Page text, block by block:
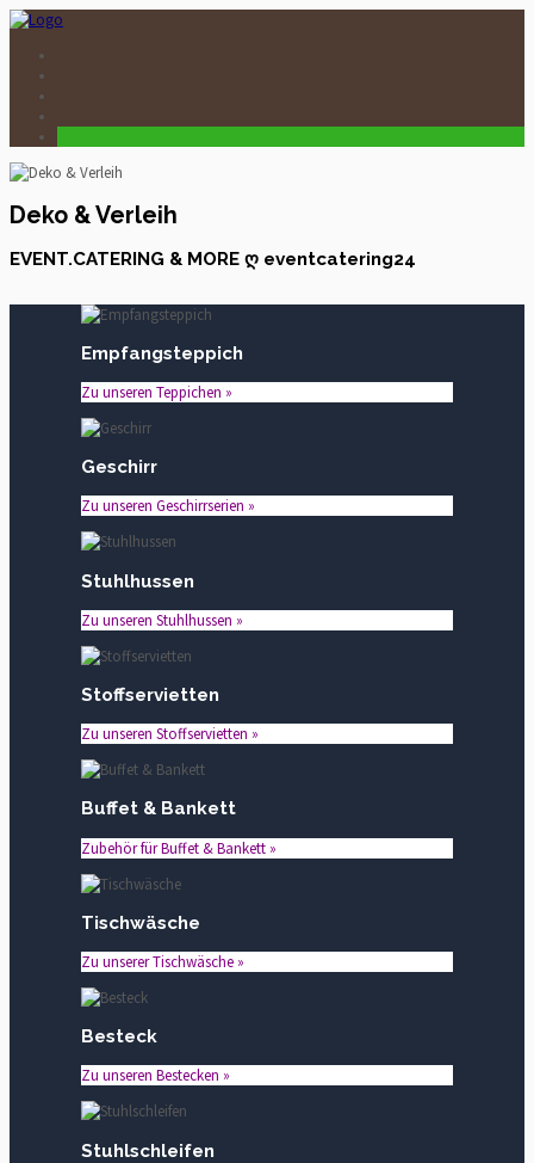
Deko & Verleih
EVENT.CATERING & MORE ღ eventcatering24
Empfangsteppich
Zu unseren Teppichen »
Geschirr
Zu unseren Geschirrserien »
Stuhlhussen
Zu unseren Stuhlhussen »
Stoffservietten
Zu unseren Stoffservietten »
Buffet & Bankett
Zubehör für Buffet & Bankett »
Tischwäsche
Zu unserer Tischwäsche »
Besteck
Zu unseren Bestecken »
Stuhlschleifen